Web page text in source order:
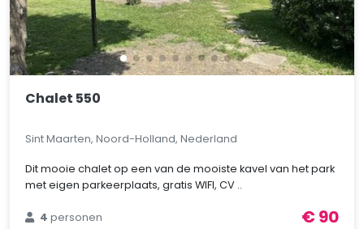
Chalet 550
Sint Maarten, Noord-Holland, Nederland
Dit mooie chalet op een van de mooiste kavel van het park
met eigen parkeerplaats, gratis WIFI, CV ..
4personen
€ 90